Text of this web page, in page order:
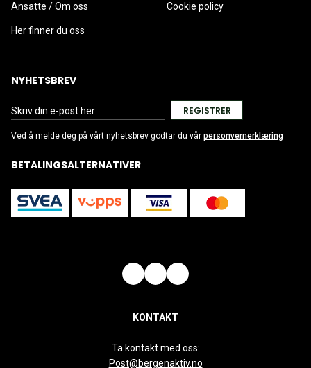
Ansatte / Om oss
Her finner du oss
Cookie policy
NYHETSBREV
REGISTRER
Ved å melde deg på vårt nyhetsbrev godtar du vår personvernerklæring
BETALINGSALTERNATIVER
KONTAKT
Ta kontakt med oss:
Post@bergenaktiv.no